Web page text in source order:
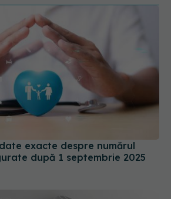
exacte despre numărul
după 1 septembrie 2025